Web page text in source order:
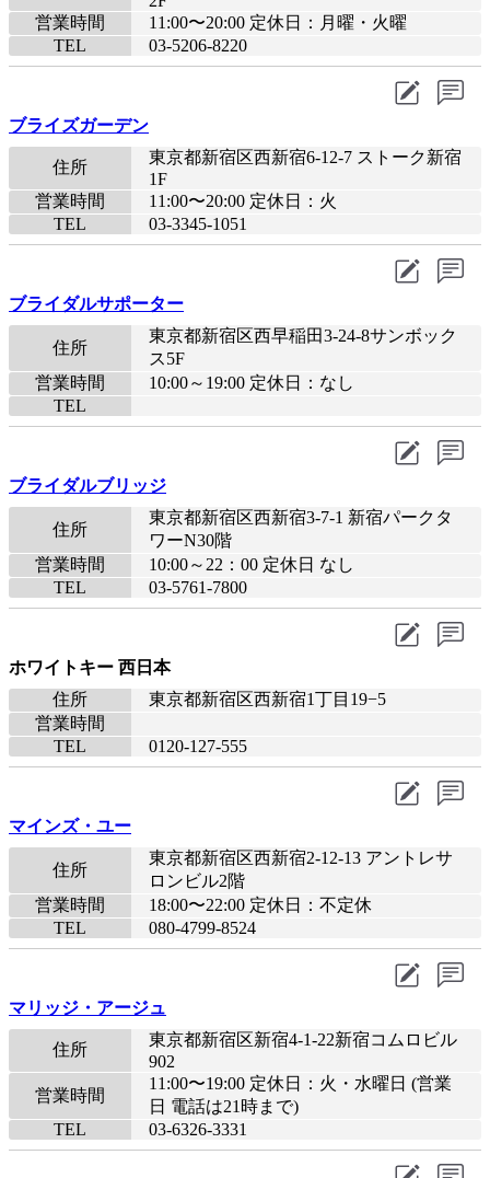
営業時間
11:00〜20:00 定休日：月曜・火曜
TEL
03-5206-8220
ブライズガーデン
住所
東京都新宿区西新宿6-12-7 ストーク新宿
1F
営業時間
11:00〜20:00 定休日：火
TEL
03-3345-1051
ブライダルサポーター
住所
東京都新宿区西早稲田3-24-8サンボック
ス5F
営業時間
10:00～19:00 定休日：なし
TEL
ブライダルブリッジ
住所
東京都新宿区西新宿3-7-1 新宿パークタ
ワーN30階
営業時間
10:00～22：00 定休日 なし
TEL
03-5761-7800
ホワイトキー 西日本
住所
東京都新宿区西新宿1丁目19−5
営業時間
TEL
0120-127-555
マインズ・ユー
住所
東京都新宿区西新宿2-12-13 アントレサ
ロンビル2階
営業時間
18:00〜22:00 定休日：不定休
TEL
080-4799-8524
マリッジ・アージュ
住所
東京都新宿区新宿4-1-22新宿コムロビル
902
営業時間
11:00〜19:00 定休日：火・水曜日 (営業
日 電話は21時まで)
TEL
03-6326-3331